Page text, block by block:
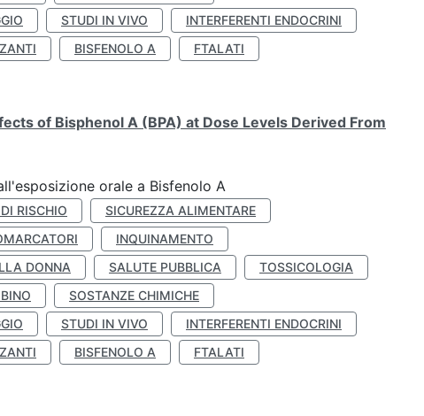
STUDI IN VIVO
INTERFERENTI ENDOCRINI
BISFENOLO A
FTALATI
of Bisphenol A (BPA) at Dose Levels Derived From
orale a Bisfenolo A
RISCHIO
SICUREZZA ALIMENTARE
INQUINAMENTO
DONNA SALUTE PUBBLICA
TOSSICOLOGIA
SOSTANZE CHIMICHE
STUDI IN VIVO
INTERFERENTI ENDOCRINI
BISFENOLO A
FTALATI